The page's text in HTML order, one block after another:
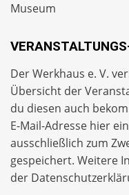
Museum
Der Werkhaus e. V.
Übersicht der
du diesen auch
E-Mail-Adresse hier
ausschließlich zum
gespeichert. Weitere
der